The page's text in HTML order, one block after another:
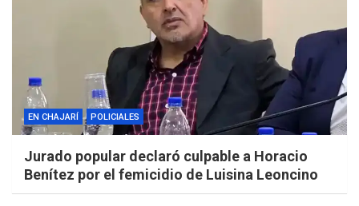
EN CHAJARÍ POLICIALES
Jurado popular declaró culpable a Horacio
Benítez por el femicidio de Luisina Leoncino